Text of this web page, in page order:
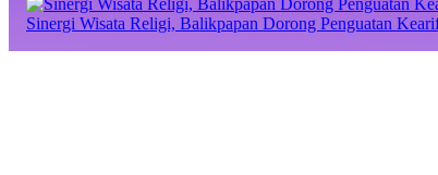
Sinergi Wisata Religi, Balikpapan Dorong Penguatan